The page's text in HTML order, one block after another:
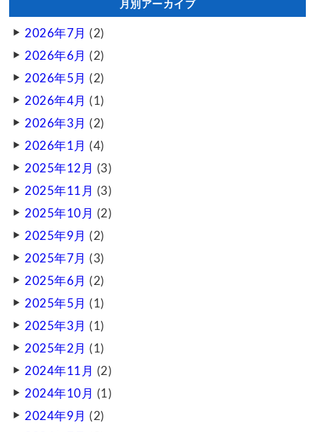
月別アーカイブ
2026年7月 (2)
2026年6月 (2)
2026年5月 (2)
2026年4月 (1)
2026年3月 (2)
2026年1月 (4)
2025年12月 (3)
2025年11月 (3)
2025年10月 (2)
2025年9月 (2)
2025年7月 (3)
2025年6月 (2)
2025年5月 (1)
2025年3月 (1)
2025年2月 (1)
2024年11月 (2)
2024年10月 (1)
2024年9月 (2)